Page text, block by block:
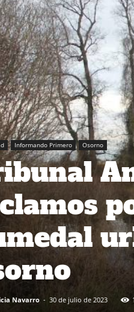
Informando Primero Osorno
Navarro - 30 de julio de 2023